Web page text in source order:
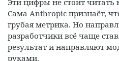
Сама Anthropic признаёт,
грубая метрика. Но
разработчики всё чаще
результат и направляют
руками.